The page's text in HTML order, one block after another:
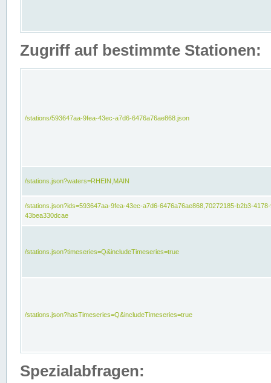
Zugriff auf bestimmte Stationen:
/stations/593647aa-9fea-43ec-a7d6-6476a76ae868.json
/stations.json?waters=RHEIN,MAIN
/stations.json?ids=593647aa-9fea-43ec-a7d6-6476a76ae868,70272185-b2b3-
43bea330dcae
/stations.json?timeseries=Q&includeTimeseries=true
/stations.json?hasTimeseries=Q&includeTimeseries=true
Spezialabfragen: